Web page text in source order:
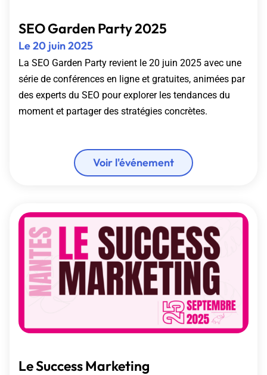
SEO Garden Party 2025
Le 20 juin 2025
La SEO Garden Party revient le 20 juin 2025 avec une
série de conférences en ligne et gratuites, animées par
des experts du SEO pour explorer les tendances du
moment et partager des stratégies concrètes.
Voir l'événement
Le Success Marketing